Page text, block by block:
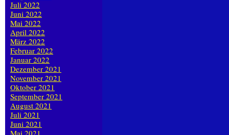
Juli 2022
Juni 2022
Mai 2022
April 2022
März 2022
Februar 2022
Januar 2022
Dezember 2021
November 2021
Oktober 2021
September 2021
August 2021
Juli 2021
Juni 2021
Mai 2021